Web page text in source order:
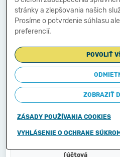
3.
Príjmy budúcich
období (385)
Vzťahy k účtom
Štátnej
(účtová
stránky a zlepšovania našich
Prosíme o potvrdenie súhlasu
preferencií.
POVOLIŤ
ZOBRAZIŤ
ZÁSADY POUŽÍVANIA COOKIES
VYHLÁSENIE O OCHRANE